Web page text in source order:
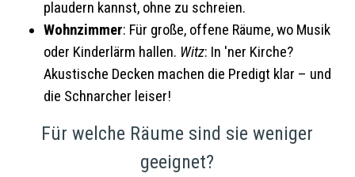
plaudern kannst, ohne zu schreien.
Wohnzimmer: Für große, offene Räume, wo Musik
oder Kinderlärm hallen. Witz: In 'ner Kirche?
Akustische Decken machen die Predigt klar – und
die Schnarcher leiser!
Für welche Räume sind sie weniger
geeignet?